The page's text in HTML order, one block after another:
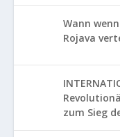
Wann
Rojava
zum Sieg